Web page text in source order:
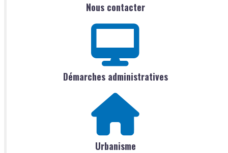
Nous contacter
Démarches administratives
Urbanisme